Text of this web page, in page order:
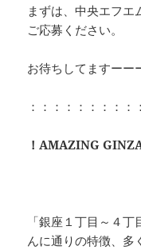
まずは、中央エフエ
ご応募ください。
お待ちしてますーー
：：：：：：：：：
！AMAZING
「銀座１丁目～４
んに通りの特徴、多